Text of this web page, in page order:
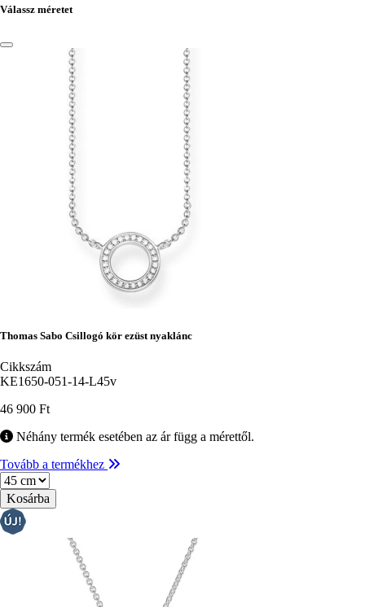
Válassz méretet
Thomas Sabo Csillogó kör ezüst nyaklánc
Cikkszám
KE1650-051-14-L45v
46 900 Ft
Néhány termék esetében az ár függ a mérettől.
Tovább a termékhez
Méret